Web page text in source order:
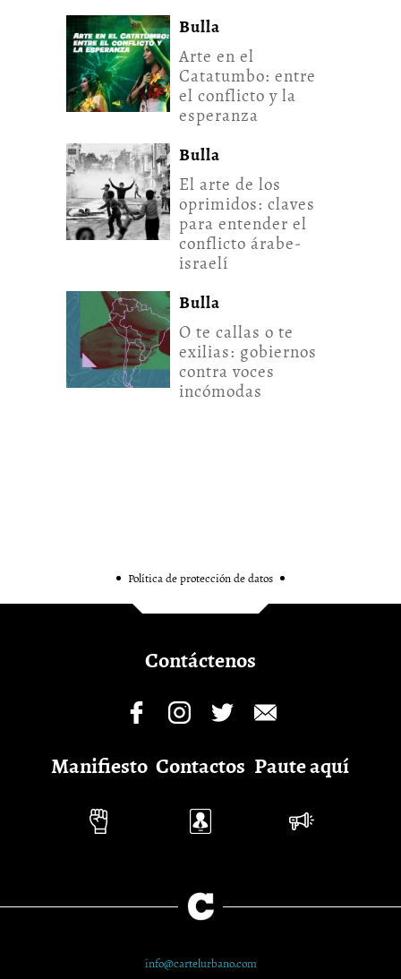
Bulla
Arte en el
Catatumbo: entre
el conflicto y la
esperanza
Bulla
El arte de los
oprimidos: claves
para entender el
conflicto árabe-
israelí
Bulla
O te callas o te
exilias: gobiernos
contra voces
incómodas
Política de protección de datos
Contáctenos
Manifiesto Contactos Paute aquí
info@cartelurbano.com